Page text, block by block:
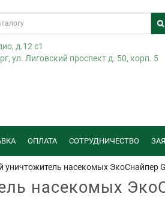
д.12 с1
ул. Лиговский проспект д. 50, корп. 5
ОПЛАТА СОТРУДНИЧЕСТВО
насекомых ЭкоСнайпер
насекомых